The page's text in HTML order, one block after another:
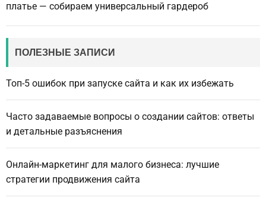
платье — собираем универсальный гардероб
ПОЛЕЗНЫЕ ЗАПИСИ
Топ-5 ошибок при запуске сайта и как их избежать
Часто задаваемые вопросы о создании сайтов: ответы
и детальные разъяснения
Онлайн-маркетинг для малого бизнеса: лучшие
стратегии продвижения сайта